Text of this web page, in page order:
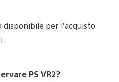
disponibile per l’acquisto
PS VR2?